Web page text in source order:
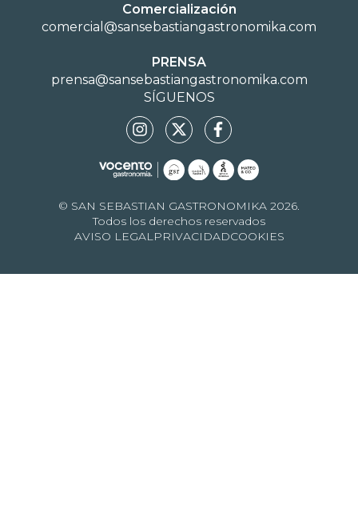
Comercialización
comercial@sansebastiangastronomika.com
PRENSA
prensa@sansebastiangastronomika.com
SÍGUENOS
© SAN SEBASTIAN GASTRONOMIKA 2026.
Todos los derechos reservados
AVISO LEGALPRIVACIDADCOOKIES